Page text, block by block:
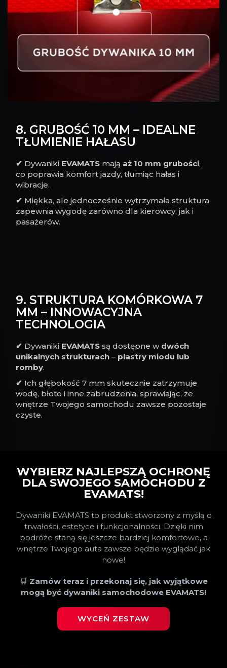
8. GRUBOŚĆ 10 MM – IDEALNE
TŁUMIENIE HAŁASU
✔ Dywaniki EVAMATS mają aż 10 mm grubości,
co poprawia komfort jazdy, tłumiąc hałas i
wibracje.
✔ Miękka, ale jednocześnie wytrzymała struktura
zapewnia wygodę zarówno dla kierowcy, jak i
pasażerów.
9. STRUKTURA KOMÓRKOWA 7
MM – INNOWACYJNA
TECHNOLOGIA
✔ Dywaniki EVAMATS są dostępne w dwóch
unikalnych strukturach – plastry miodu lub
romby.
✔ Ich głębokość 7 mm skutecznie zatrzymuje
wodę, błoto i inne zabrudzenia, sprawiając, że
wnętrze Twojego samochodu zawsze pozostaje
czyste.
WYBIERZ NAJLEPSZĄ OCHRONĘ
DLA SWOJEGO SAMOCHODU Z
EVAMATS!
Dywaniki EVAMATS to produkt stworzony z myślą o
trwałości, estetyce i funkcjonalności. Dzięki nim
podróże staną się jeszcze bardziej komfortowe, a
wnętrze Twojego auta zawsze będzie wyglądać jak
nowe!
🛒 Zamów teraz i przekonaj się, jak wyjątkowe
mogą być dywaniki samochodowe EVAMATS!
WYCEŃ ZESTAW